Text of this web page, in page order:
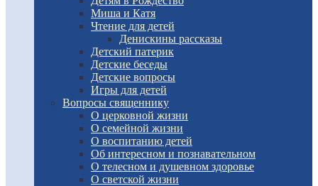
Миша и Катя
Чтение для детей
Денискины рассказы
Детский патерик
Детские беседы
Детские вопросы
Игры для детей
Вопросы священнику
О церковной жизни
О семейной жизни
О воспитанию детей
Об интересном и познавательном
О телесном и душевном здоровье
О светской жизни